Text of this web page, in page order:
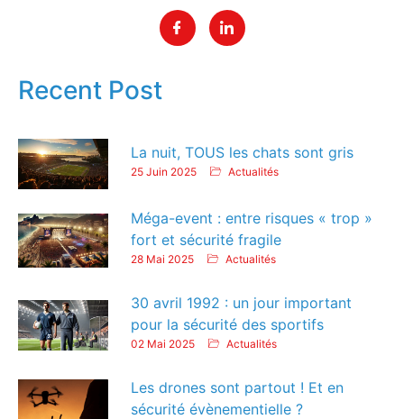
Recent Post
La nuit, TOUS les chats sont gris
25 Juin 2025 Actualités
Méga-event : entre risques « trop »
fort et sécurité fragile
28 Mai 2025 Actualités
30 avril 1992 : un jour important
pour la sécurité des sportifs
02 Mai 2025 Actualités
Les drones sont partout ! Et en
sécurité évènementielle ?